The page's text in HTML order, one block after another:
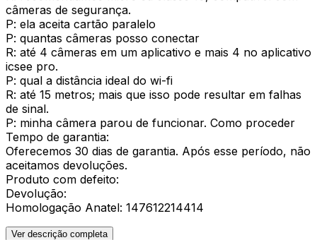
câmeras de segurança.
P: ela aceita cartão paralelo
P: quantas câmeras posso conectar
R: até 4 câmeras em um aplicativo e mais 4 no aplicativo
icsee pro.
P: qual a distância ideal do wi-fi
R: até 15 metros; mais que isso pode resultar em falhas
de sinal.
P: minha câmera parou de funcionar. Como proceder
Tempo de garantia:
Oferecemos 30 dias de garantia. Após esse período, não
aceitamos devoluções.
Produto com defeito:
Devolução:
Homologação Anatel: 147612214414
Ver descrição completa